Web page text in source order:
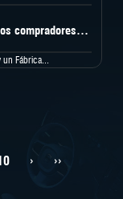
¿Qué factores de entrega deben confirmar los compradores con Seat Cushion Factory?
Fábrica...
› ››